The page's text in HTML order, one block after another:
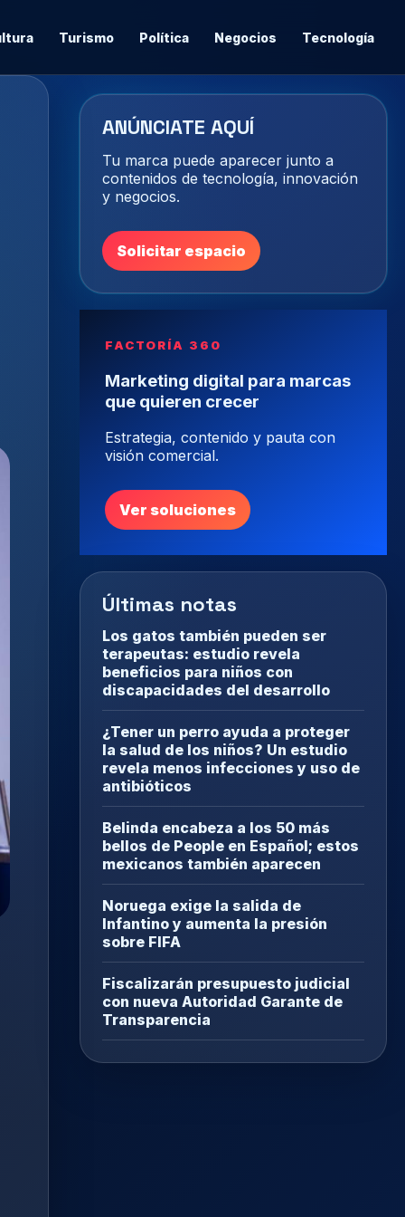
Turismo Política Negocios Tecnología
ANÚNCIATE AQUÍ
Tu marca puede aparecer junto a
contenidos de tecnología, innovación
y negocios.
Solicitar espacio
FACTORÍA 360
Marketing digital para marcas
que quieren crecer
Estrategia, contenido y pauta con
visión comercial.
Ver soluciones
Últimas notas
Los gatos también pueden ser
terapeutas: estudio revela
beneficios para niños con
discapacidades del desarrollo
¿Tener un perro ayuda a proteger
la salud de los niños? Un estudio
revela menos infecciones y uso de
antibióticos
Belinda encabeza a los 50 más
bellos de People en Español; estos
mexicanos también aparecen
Noruega exige la salida de
Infantino y aumenta la presión
sobre FIFA
Fiscalizarán presupuesto judicial
con nueva Autoridad Garante de
Transparencia